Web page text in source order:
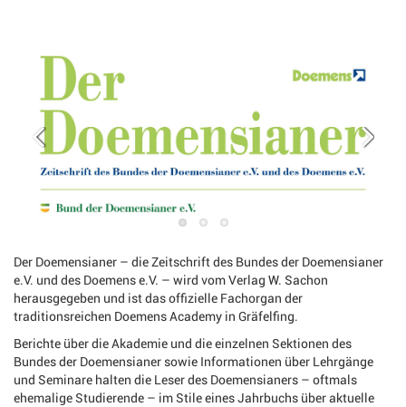
Der Doemensianer – die Zeitschrift des Bundes der Doemensianer
e.V. und des Doemens e.V. – wird vom Verlag W. Sachon
herausgegeben und ist das offizielle Fachorgan der
traditionsreichen Doemens Academy in Gräfelfing.
Berichte über die Akademie und die einzelnen Sektionen des
Bundes der Doemensianer sowie Informationen über Lehrgänge
und Seminare halten die Leser des Doemensianers – oftmals
ehemalige Studierende – im Stile eines Jahrbuchs über aktuelle